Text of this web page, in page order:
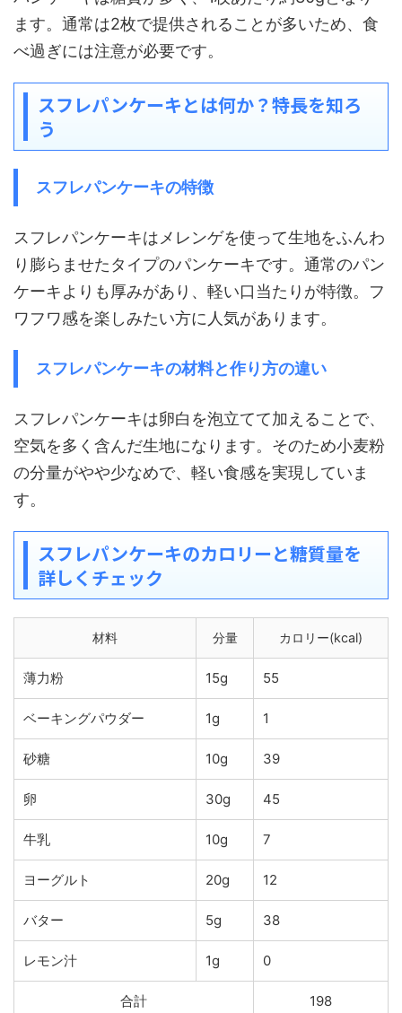
ます。通常は2枚で提供されることが多いため、食
べ過ぎには注意が必要です。
スフレパンケーキとは何か？特長を知ろ
う
スフレパンケーキの特徴
スフレパンケーキはメレンゲを使って生地をふんわ
り膨らませたタイプのパンケーキです。通常のパン
ケーキよりも厚みがあり、軽い口当たりが特徴。フ
ワフワ感を楽しみたい方に人気があります。
スフレパンケーキの材料と作り方の違い
スフレパンケーキは卵白を泡立てて加えることで、
空気を多く含んだ生地になります。そのため小麦粉
の分量がやや少なめで、軽い食感を実現していま
す。
スフレパンケーキのカロリーと糖質量を
詳しくチェック
材料 分量 カロリー(kcal)
薄力粉 15g 55
ベーキングパウダー 1g 1
砂糖 10g 39
卵 30g 45
牛乳 10g 7
ヨーグルト 20g 12
バター 5g 38
レモン汁 1g 0
合計 198